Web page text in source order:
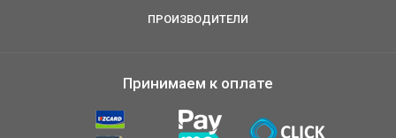
ПРОИЗВОДИТЕЛИ
Принимаем к оплате